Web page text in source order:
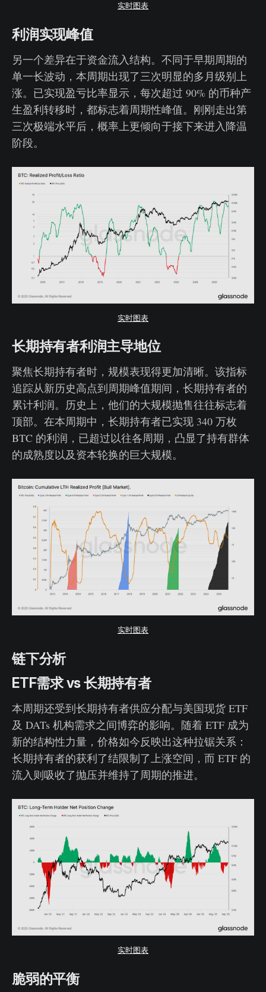
实时图表
利润实现峰值
另一个差异在于资金流入结构。不同于早期周期的
单一长波动，本周期出现了三次明显的多月级别上
涨。已实现盈亏比率显示，每次超过 90% 的币种产
生盈利转移时，都标志着周期性峰值。刚刚走出第
三次极端水平后，概率上更倾向于接下来进入降温
阶段。
实时图表
长期持有者利润主导地位
聚焦长期持有者时，规模表现得更加清晰。该指标
追踪从新历史高点到周期峰值期间，长期持有者的
累计利润。历史上，他们的大规模抛售往往标志着
顶部。在本周期中，长期持有者已实现 340 万枚
BTC 的利润，已超过以往各周期，凸显了持有群体
的成熟度以及资本轮换的巨大规模。
实时图表
链下分析
ETF需求 vs 长期持有者
本周期还受到长期持有者供应分配与美国现货 ETF
及 DATs 机构需求之间博弈的影响。随着 ETF 成为
新的结构性力量，价格如今反映出这种拉锯关系：
长期持有者的获利了结限制了上涨空间，而 ETF 的
流入则吸收了抛压并维持了周期的推进。
实时图表
脆弱的平衡